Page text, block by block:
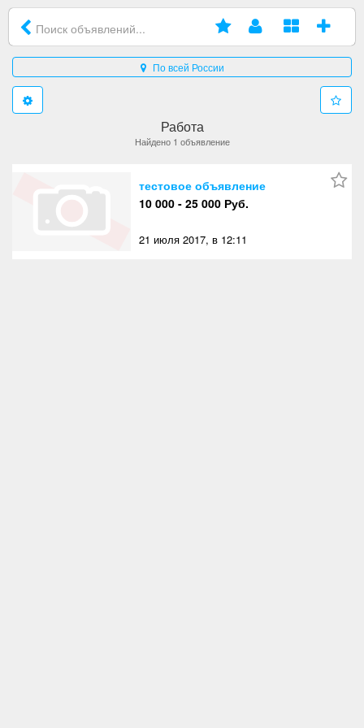
По всей России
Работа
Найдено 1 объявление
тестовое объявление
10 000 - 25 000 Руб.
21 июля 2017, в 12:11